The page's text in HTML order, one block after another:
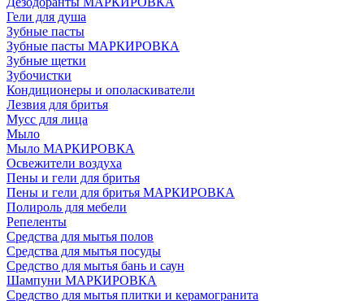
Гели для душа
Зубные пасты
Зубные пасты МАРКИРОВКА
Зубные щетки
Зубочистки
Кондиционеры и ополаскиватели
Лезвия для бритья
Мусс для лица
Мыло
Мыло МАРКИРОВКА
Освежители воздуха
Пены и гели для бритья
Пены и гели для бритья МАРКИРОВКА
Полироль для мебели
Репеленты
Средства для мытья полов
Средства для мытья посуды
Средство для мытья бань и саун
Шампуни МАРКИРОВКА
Средство для мытья плитки и керамогранита